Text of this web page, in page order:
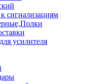
сигнализациям
усилителя